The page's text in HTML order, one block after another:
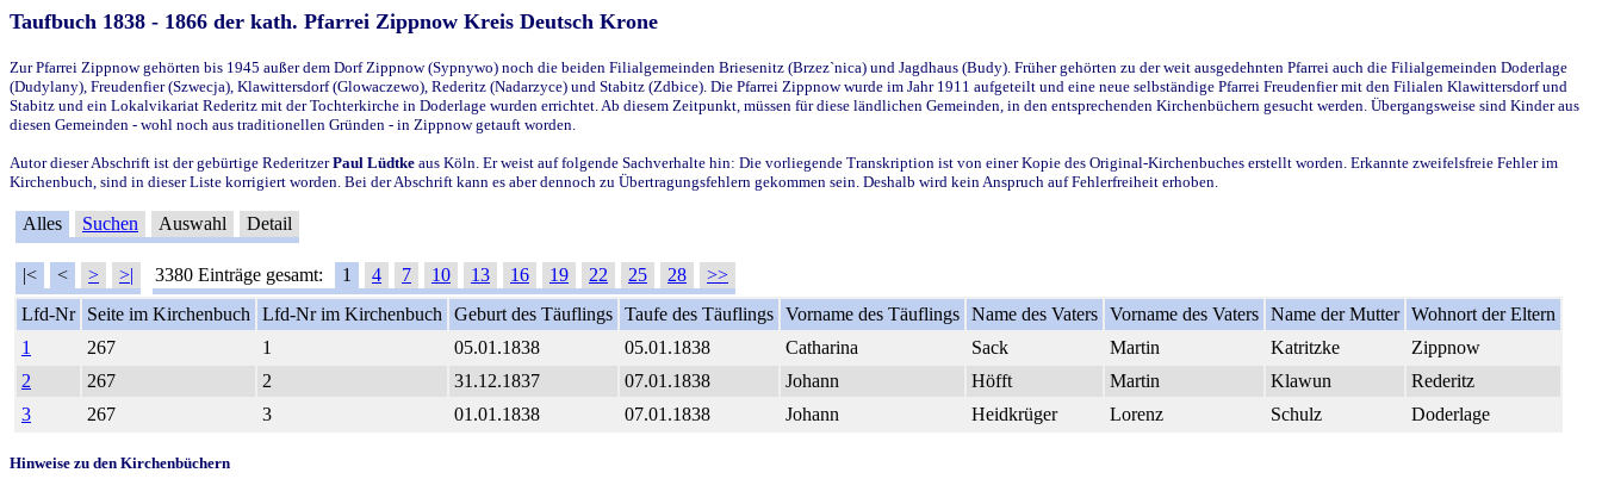
Taufbuch 1838 - 1866 der kath. Pfarrei Zippnow Kreis Deutsch Krone
Zur Pfarrei Zippnow gehörten bis 1945 außer dem Dorf Zippnow (Sypnywo) noch die beiden Filialgemeinden Briesenitz (Brzez`nica) und Jagdhaus (Budy). Früher gehörten zu der weit ausgedehnten Pfarrei auch die Filialgemeinden Doderlage
(Dudylany), Freudenfier (Szwecja), Klawittersdorf (Glowaczewo), Rederitz (Nadarzyce) und Stabitz (Zdbice). Die Pfarrei Zippnow wurde im Jahr 1911 aufgeteilt und eine neue selbständige Pfarrei Freudenfier mit den Filialen Klawittersdorf und
Stabitz und ein Lokalvikariat Rederitz mit der Tochterkirche in Doderlage wurden errichtet. Ab diesem Zeitpunkt, müssen für diese ländlichen Gemeinden, in den entsprechenden Kirchenbüchern gesucht werden. Übergangsweise sind Kinder aus
diesen Gemeinden - wohl noch aus traditionellen Gründen - in Zippnow getauft worden.
Autor dieser Abschrift ist der gebürtige RederitzerPaul Lüdtke aus Köln. Er weist auf folgende Sachverhalte hin: Die vorliegende Transkription ist von einer Kopie des Original-Kirchenbuches erstellt worden. Erkannte zweifelsfreie Fehler im
Kirchenbuch, sind in dieser Liste korrigiert worden. Bei der Abschrift kann es aber dennoch zu Übertragungsfehlern gekommen sein. Deshalb wird kein Anspruch auf Fehlerfreiheit erhoben.
Alles Suchen Auswahl Detail
|< < > >| 3380 Einträge gesamt: 1 4 7 10 13 16 19 22 25 28
>>
Lfd-Nr
Seite im Kirchenbuch Lfd-Nr im Kirchenbuch Geburt des Täuflings Taufe des Täuflings Vorname des Täuflings Name des Vaters Vorname des Vaters Name der Mutter Wohnort der Eltern
1
267 1 05.01.1838 05.01.1838 Catharina Sack Martin Katritzke
Zippnow
2
267 2 31.12.1837 07.01.1838 Johann Höfft Martin Klawun
Rederitz
3
267 3 01.01.1838 07.01.1838 Johann Heidkrüger Lorenz Schulz Doderlage
Hinweise zu den Kirchenbüchern